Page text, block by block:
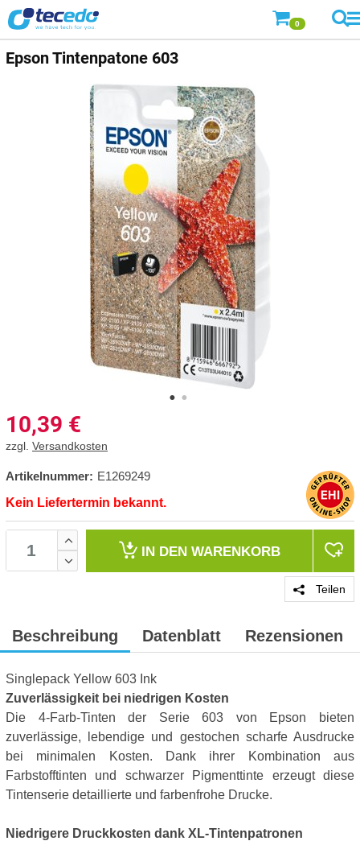
0
EpsonTintenpatone 603
10,39 €
zzgl. Versandkosten
Artikelnummer: E1269249
Kein Liefertermin bekannt.
IN DEN WARENKORB
Teilen
Beschreibung Datenblatt Rezensionen
Singlepack Yellow 603 Ink
Zuverlässigkeit bei niedrigen Kosten
Die 4-Farb-Tinten der Serie 603 von Epson bieten
zuverlässige, lebendige und gestochen scharfe Ausdrucke
bei minimalen Kosten. Dank ihrer Kombination aus
Farbstofftinten und schwarzer Pigmenttinte erzeugt diese
Tintenserie detaillierte und farbenfrohe Drucke.
Niedrigere Druckkosten dank XL-Tintenpatronen